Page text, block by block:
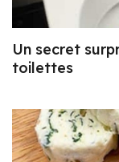
Un secret
toilettes